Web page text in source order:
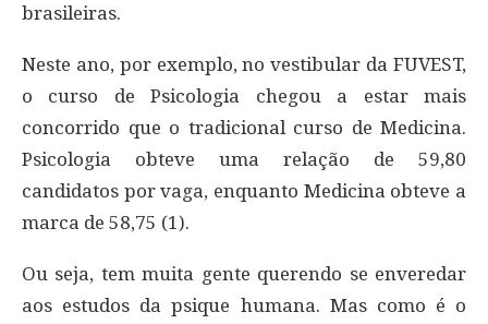
brasileiras.
Neste ano, por exemplo, no vestibular da FUVEST,
o curso de Psicologia chegou a estar mais
concorrido que o tradicional curso de Medicina.
Psicologia obteve uma relação de 59,80
candidatos por vaga, enquanto Medicina obteve a
marca de 58,75 (1).
Ou seja, tem muita gente querendo se enveredar
aos estudos da psique humana. Mas como é o